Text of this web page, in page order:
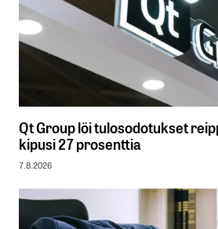
Qt Group löi tulosodotukset
kipusi 27 prosenttia
7.8.2026